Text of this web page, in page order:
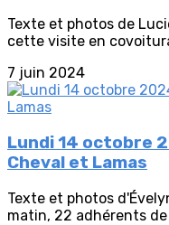
Texte et photos de
cette visite en
7 juin 2024
Lundi 14 octobre
Cheval et Lamas
Texte et photos
matin, 22 adhérents de